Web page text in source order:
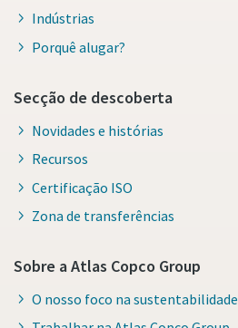
Indústrias
Porquê alugar?
Secção de descoberta
Novidades e histórias
Recursos
Certificação ISO
Zona de transferências
Sobre a Atlas Copco Group
O nosso foco na sustentabilidade